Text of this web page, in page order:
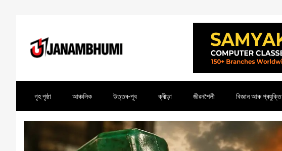
গৃহ পৃষ্ঠা আঞ্চলিক উত্তৰ-পূব ক্ৰীড়া জীৱনশৈলী বিজ্ঞান আৰু প্ৰযুক্তি